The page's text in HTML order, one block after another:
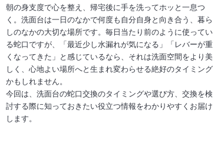
朝の身支度で心を整え、帰宅後に手を洗ってホッと一息つ
く。洗面台は一日のなかで何度も自分自身と向き合う、暮ら
しのなかの大切な場所です。毎日当たり前のように使ってい
る蛇口ですが、「最近少し水漏れが気になる」「レバーが重
くなってきた」と感じているなら、それは洗面空間をより美
しく、心地よい場所へと生まれ変わらせる絶好のタイミング
かもしれません。
今回は、洗面台の蛇口交換のタイミングや選び方、交換を検
討する際に知っておきたい役立つ情報をわかりやすくお届け
します。